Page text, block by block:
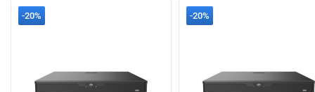
-20% -20%